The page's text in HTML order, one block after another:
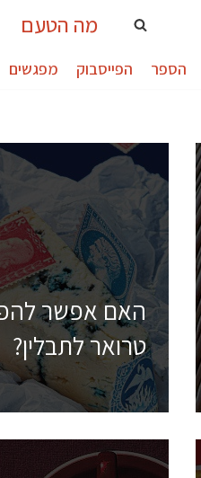
מה הטעם
הספר הפייסבוק מפגשים
האם אפשר
טרואר לתבלין?